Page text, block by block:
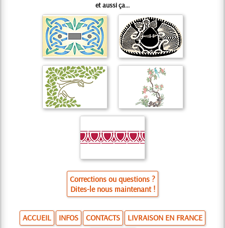
et aussi ça...
Corrections ou questions ?
Dites-le nous maintenant !
ACCUEIL INFOS CONTACTS LIVRAISON EN FRANCE